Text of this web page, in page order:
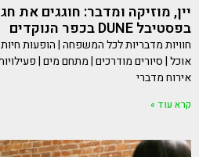
יין, מוזיקה ומדבר: חוגגים את
בפסטיבל DUNE בכפר הנוקדים
חוויות מדבריות לכל המשפחה | הופעות
אוכל | סיורים מודרכים | מתחם מים |
אירוח מדברי
קרא עוד »